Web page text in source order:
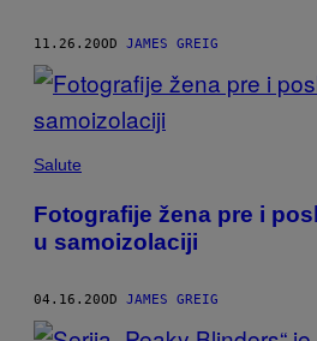
11.26.20OD JAMES GREIG
Salute
Fotografije žena pre i
u samoizolaciji
04.16.20OD JAMES GREIG